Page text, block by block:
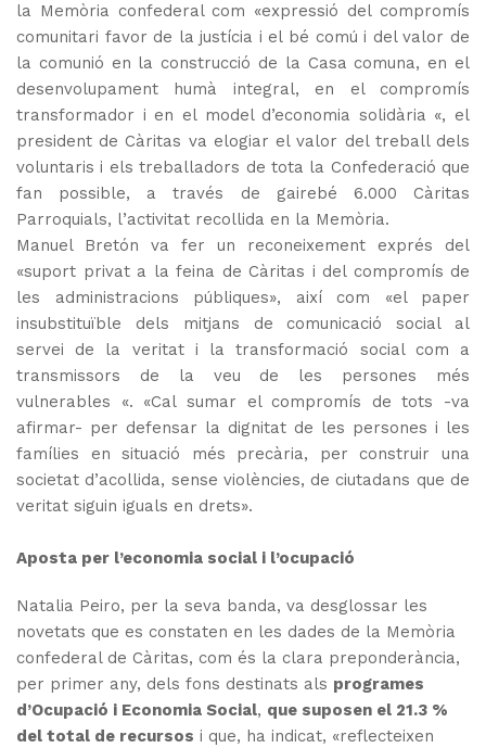
la Memòria confederal com «expressió del compromís
comunitari favor de la justícia i el bé comú i del valor de
la comunió en la construcció de la Casa comuna, en el
desenvolupament humà integral, en el compromís
transformador i en el model d’economia solidària «, el
president de Càritas va elogiar el valor del treball dels
voluntaris i els treballadors de tota la Confederació que
fan possible, a través de gairebé 6.000 Càritas
Parroquials, l’activitat recollida en la Memòria.
Manuel Bretón va fer un reconeixement exprés del
«suport privat a la feina de Càritas i del compromís de
les administracions públiques», així com «el paper
insubstituïble dels mitjans de comunicació social al
servei de la veritat i la transformació social com a
transmissors de la veu de les persones més
vulnerables «. «Cal sumar el compromís de tots -va
afirmar- per defensar la dignitat de les persones i les
famílies en situació més precària, per construir una
societat d’acollida, sense violències, de ciutadans que de
veritat siguin iguals en drets».
Aposta per l’economia social i l’ocupació
Natalia Peiro, per la seva banda, va desglossar les
novetats que es constaten en les dades de la Memòria
confederal de Càritas, com és la clara preponderància,
per primer any, dels fons destinats als programes
d’Ocupació i Economia Social, que suposen el 21.3 %
del total de recursos i que, ha indicat, «reflecteixen